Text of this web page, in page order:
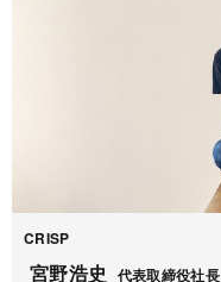
CRISP
宮野浩史 代表取締役社長